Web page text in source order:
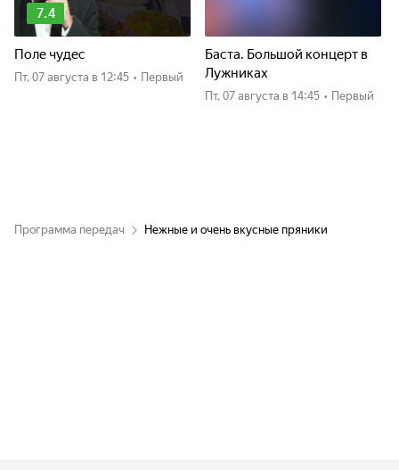
7.4
Поле чудес
пт, 07 августа в 12:45 • Первый
Баста. Большой концерт в
Лужниках
пт, 07 августа в 14:45 • Первый
Программа передач Нежные и очень вкусные пряники